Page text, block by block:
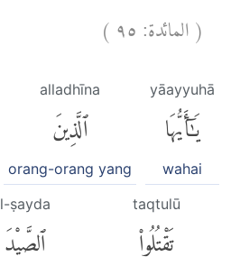
(المائدة:٩٥)
yāayyuhā
يَٰٓأَيُّهَا
wahai
alladhīna
ٱلَّذِينَ
orang-orang yang
taqtulū
تَقْتُلُوا۟
l-ṣayda
ٱلصَّيْدَ